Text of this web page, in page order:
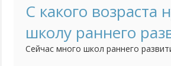
вертикальном положении
Врач говорит, что ребенок,
С какого
школу раннего
Сейчас много школ раннего